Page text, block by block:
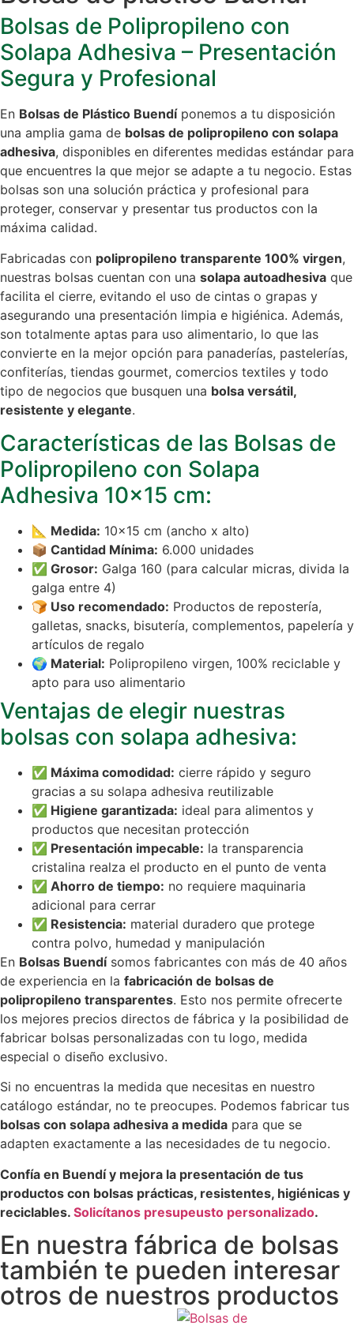
Bolsas de Polipropileno con
Solapa Adhesiva – Presentación
Segura y Profesional
En Bolsas de Plástico Buendíponemos a tu disposición
una amplia gama de bolsas de polipropileno con solapa
adhesiva, disponibles en diferentes medidas estándar para
que encuentres la que mejor se adapte a tu negocio. Estas
bolsas son una solución práctica y profesional para
proteger, conservar y presentar tus productos con la
máxima calidad.
Fabricadas con polipropileno transparente 100% virgen,
nuestras bolsas cuentan con una solapa autoadhesiva que
facilita el cierre, evitando el uso de cintas o grapas y
asegurando una presentación limpia e higiénica. Además,
son totalmente aptas para uso alimentario, lo que las
convierte en la mejor opción para panaderías, pastelerías,
confiterías, tiendas gourmet, comercios textiles y todo
tipo de negocios que busquen una bolsa versátil,
resistente y elegante.
Características de las Bolsas de
Polipropileno con Solapa
Adhesiva 10×15 cm:
📐 Medida: 10×15 cm (ancho x alto)
📦 Cantidad Mínima: 6.000 unidades
✅ Grosor: Galga 160 (para calcular micras, divida la
galga entre 4)
🍞 Uso recomendado: Productos de repostería,
galletas, snacks, bisutería, complementos, papelería y
artículos de regalo
🌍 Material: Polipropileno virgen, 100% reciclable y
apto para uso alimentario
Ventajas de elegir nuestras
bolsas con solapa adhesiva:
✅ Máxima comodidad: cierre rápido y seguro
gracias a su solapa adhesiva reutilizable
✅ Higiene garantizada: ideal para alimentos y
productos que necesitan protección
✅ Presentación impecable: la transparencia
cristalina realza el producto en el punto de venta
✅ Ahorro de tiempo: no requiere maquinaria
adicional para cerrar
✅ Resistencia: material duradero que protege
contra polvo, humedad y manipulación
En Bolsas Buendísomos fabricantes con más de 40 años
de experiencia en la fabricación de bolsas de
polipropileno transparentes. Esto nos permite ofrecerte
los mejores precios directos de fábrica y la posibilidad de
fabricar bolsas personalizadas con tu logo, medida
especial o diseño exclusivo.
Si no encuentras la medida que necesitas en nuestro
catálogo estándar, no te preocupes. Podemos fabricar tus
bolsas con solapa adhesiva a medida para que se
adapten exactamente a las necesidades de tu negocio.
Confía en Buendí y mejora la presentación de tus
productos con bolsas prácticas, resistentes, higiénicas y
reciclables. Solicítanos presupeusto personalizado.
En nuestra fábrica de bolsas
también te pueden interesar
otros de nuestros productos